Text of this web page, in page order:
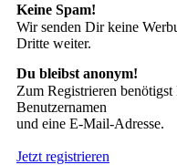
Keine Spam!
Wir senden Dir keine
Dritte weiter.
Du bleibst anonym!
Zum Registrieren
Benutzernamen
und eine E-Mail-Adresse.
Jetzt registrieren